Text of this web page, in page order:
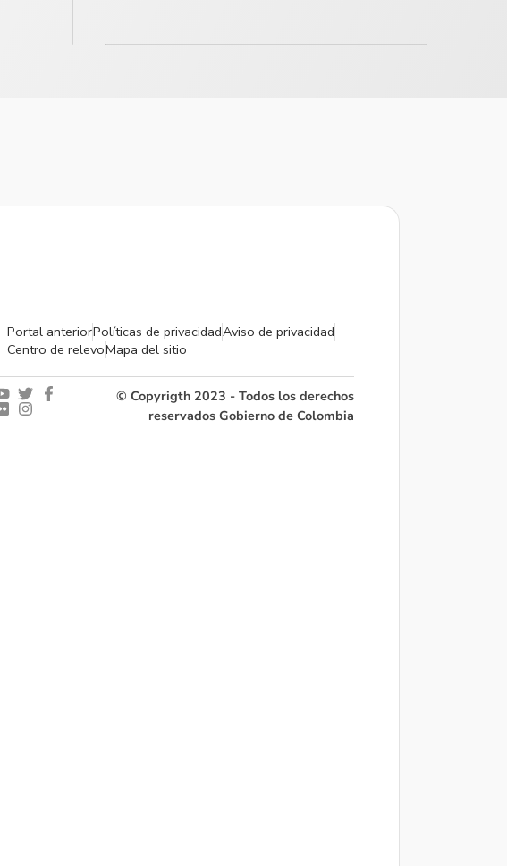
Portal anteriorPolíticas de privacidadAviso de privacidad
Centro de relevoMapa del sitio
© Copyrigth 2023 - Todos los derechos
reservados Gobierno de Colombia